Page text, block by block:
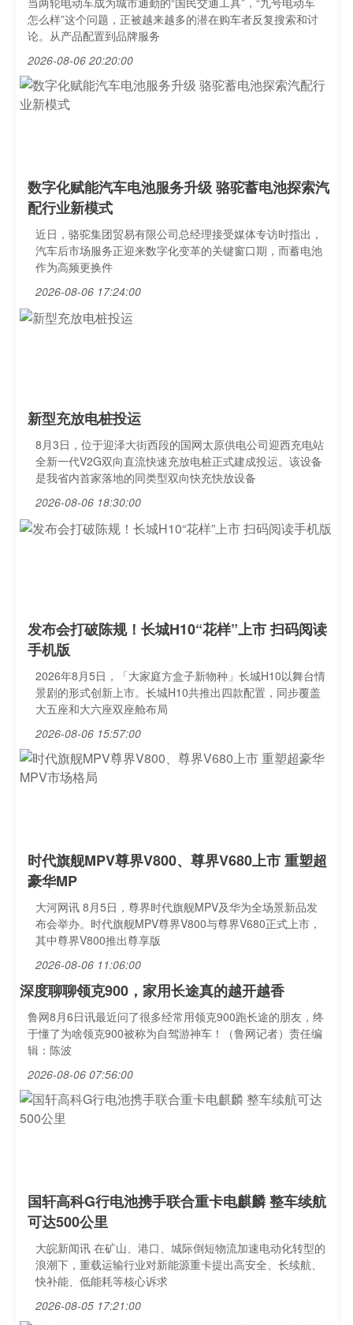
怎么样”这个问题，正被越来越多的潜在购车者反复搜索和讨
论。从产品配置到品牌服务
2026-08-06 20:20:00
数字化赋能汽车电池服务升级 骆驼蓄电池探索汽
配行业新模式
近日，骆驼集团贸易有限公司总经理接受媒体专访时指出，
汽车后市场服务正迎来数字化变革的关键窗口期，而蓄电池
作为高频更换件
2026-08-06 17:24:00
新型充放电桩投运
8月3日，位于迎泽大街西段的国网太原供电公司迎西充电站
全新一代V2G双向直流快速充放电桩正式建成投运。该设备
是我省内首家落地的同类型双向快充快放设备
2026-08-06 18:30:00
发布会打破陈规！长城H10“花样”上市 扫码阅读
手机版
2026年8月5日，「大家庭方盒子新物种」长城H10以舞台情
景剧的形式创新上市。长城H10共推出四款配置，同步覆盖
大五座和大六座双座舱布局
2026-08-06 15:57:00
时代旗舰MPV尊界V800、尊界V680上市 重塑超
豪华MP
大河网讯 8月5日，尊界时代旗舰MPV及华为全场景新品发
布会举办。时代旗舰MPV尊界V800与尊界V680正式上市，
其中尊界V800推出尊享版
2026-08-06 11:06:00
深度聊聊领克900，家用长途真的越开越香
鲁网8月6日讯最近问了很多经常用领克900跑长途的朋友，终
于懂了为啥领克900被称为自驾游神车！（鲁网记者）责任编
辑：陈波
2026-08-06 07:56:00
国轩高科G行电池携手联合重卡电麒麟 整车续航
可达500公里
大皖新闻讯 在矿山、港口、城际倒短物流加速电动化转型的
浪潮下，重载运输行业对新能源重卡提出高安全、长续航、
快补能、低能耗等核心诉求
2026-08-05 17:21:00